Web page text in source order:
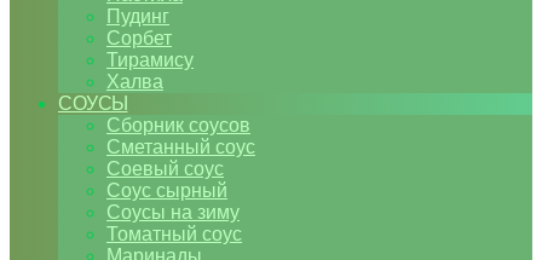
Пудинг
Сорбет
Тирамису
Халва
СОУСЫ
Сборник соусов
Сметанный соус
Соевый соус
Соус сырный
Соусы на зиму
Томатный соус
Маринады